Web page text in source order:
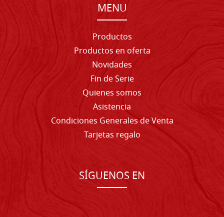
MENU
Productos
Productos en oferta
Novidades
Fin de Serie
Quienes somos
Asistencia
Condiciones Generales de Venta
Tarjetas regalo
SÍGUENOS EN